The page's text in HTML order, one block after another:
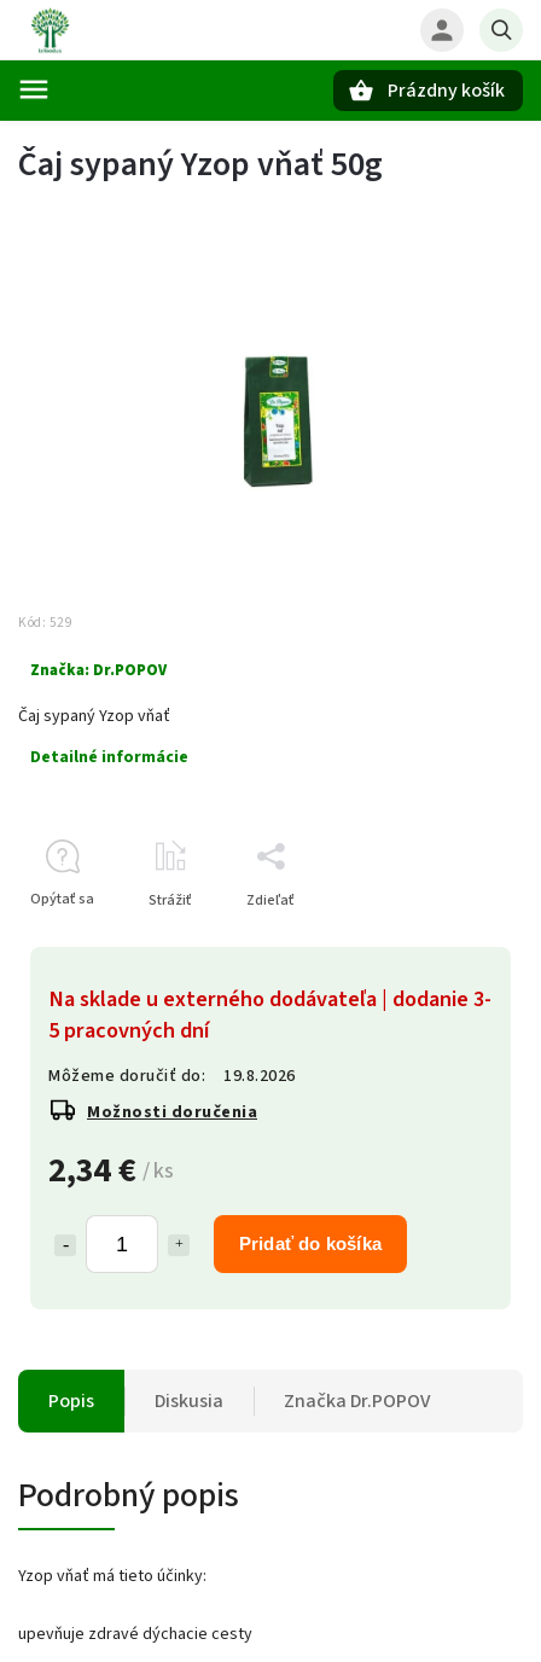
Prázdny košík
Čaj sypaný Yzop vňať 50g
Kód: 529
Značka: Dr.POPOV
2,34 € / ks
Pridať do košíka
Na sklade u externého dodávateľa | dodanie 3-
5 pracovných dní
Môžeme doručiť do:
19.8.2026
Možnosti doručenia
Čaj sypaný Yzop vňať
Detailné informácie
Opýtať sa Strážiť Zdieľať
Popis Diskusia Značka Dr.POPOV
Podrobný popis
Yzop vňať má tieto účinky:
upevňuje zdravé dýchacie cesty